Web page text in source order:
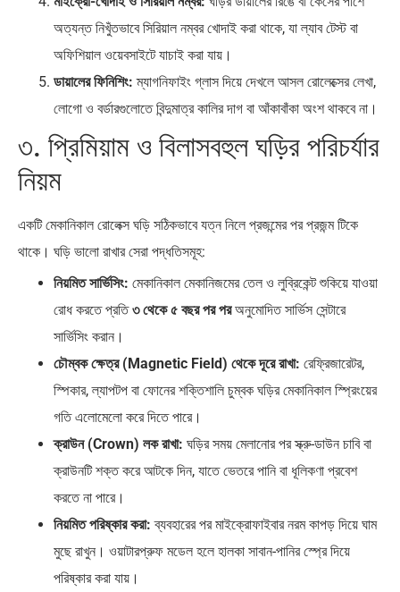
অত্যন্ত নিখুঁতভাবে সিরিয়াল নম্বর খোদাই করা থাকে, যা ল্যাব টেস্ট বা
অফিশিয়াল ওয়েবসাইটে যাচাই করা যায়।
ডায়ালের ফিনিশিং: ম্যাগনিফাইং গ্লাস দিয়ে দেখলে আসল রোলেক্সের লেখা,
লোগো ও বর্ডারগুলোতে বিন্দুমাত্র কালির দাগ বা আঁকাবাঁকা অংশ থাকবে না।
৩. প্রিমিয়াম ও বিলাসবহুল ঘড়ির পরিচর্যার
নিয়ম
একটি মেকানিকাল রোলেক্স ঘড়ি সঠিকভাবে যত্ন নিলে প্রজন্মের পর প্রজন্ম টিকে
থাকে। ঘড়ি ভালো রাখার সেরা পদ্ধতিসমূহ:
নিয়মিত সার্ভিসিং: মেকানিকাল মেকানিজমের তেল ও লুব্রিকেন্ট শুকিয়ে যাওয়া
রোধ করতে প্রতি৩ থেকে ৫ বছর পর পরঅনুমোদিত সার্ভিস সেন্টারে
সার্ভিসিং করান।
চৌম্বক ক্ষেত্র (Magnetic Field) থেকে দূরে রাখা: রেফ্রিজারেটর,
স্পিকার, ল্যাপটপ বা ফোনের শক্তিশালি চুম্বক ঘড়ির মেকানিকাল স্প্রিংয়ের
গতি এলোমেলো করে দিতে পারে।
ক্রাউন (Crown) লক রাখা: ঘড়ির সময় মেলানোর পর স্ক্রু-ডাউন চাবি বা
ক্রাউনটি শক্ত করে আটকে দিন, যাতে ভেতরে পানি বা ধূলিকণা প্রবেশ
করতে না পারে।
নিয়মিত পরিষ্কার করা: ব্যবহারের পর মাইক্রোফাইবার নরম কাপড় দিয়ে ঘাম
মুছে রাখুন। ওয়াটারপ্রুফ মডেল হলে হালকা সাবান-পানির স্প্রে দিয়ে
পরিষ্কার করা যায়।